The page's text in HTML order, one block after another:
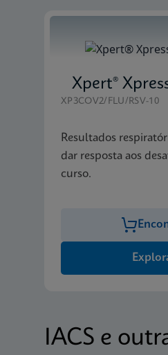
XP3COV2/FLU/RSV-10
Resultados
dar resposta aos
curso.
IACS e